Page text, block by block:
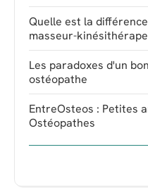
Quelle est la
masseur-
Les paradoxes d'un
ostéopathe
EntreOsteos : Petites
Ostéopathes